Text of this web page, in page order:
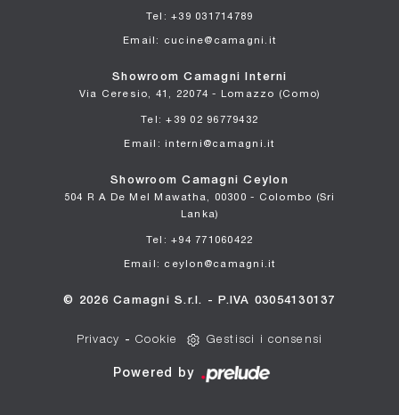
Tel: +39 031714789
Email: cucine@camagni.it
Showroom Camagni Interni
Via Ceresio, 41, 22074 - Lomazzo (Como)
Tel: +39 02 96779432
Email: interni@camagni.it
Showroom Camagni Ceylon
504 R A De Mel Mawatha, 00300 - Colombo (Sri
Lanka)
Tel: +94 771060422
Email: ceylon@camagni.it
© 2026 Camagni S.r.l. - P.IVA 03054130137
Privacy -Cookie Gestisci i consensi
Powered by